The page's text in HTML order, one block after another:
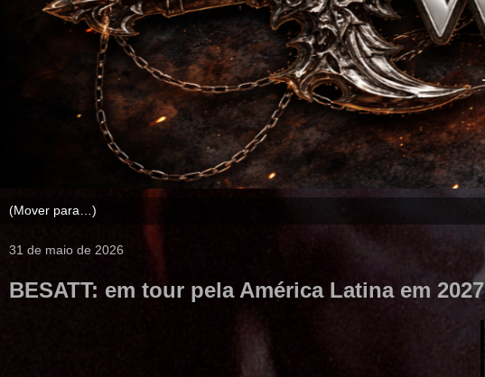
31 de maio de 2026
BESATT: em tour pela América Latina em 2027